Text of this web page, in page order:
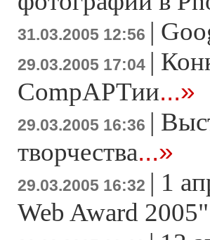
31.03.2005 12:56 |
29.03.2005 17:04 |
CompАРТии...»
29.03.2005 16:36 |
творчества...»
29.03.2005 16:32 | 1
Web Award 2005"